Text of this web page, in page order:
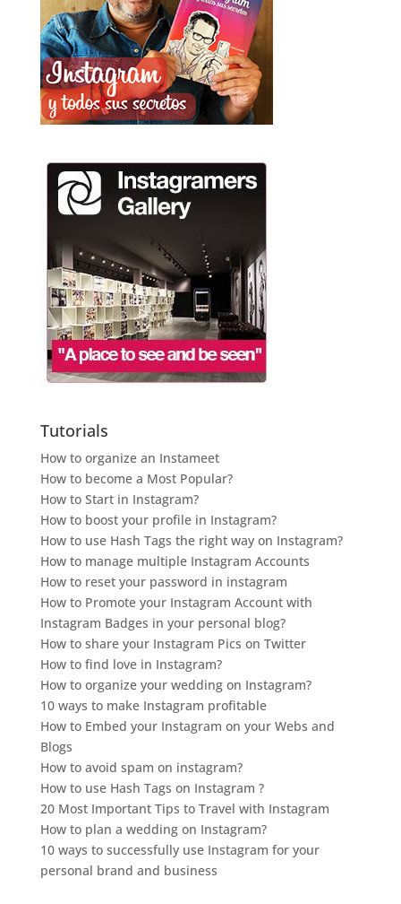
Tutorials
How to organize an Instameet
How to become a Most Popular?
How to Start in Instagram?
How to boost your profile in Instagram?
How to use Hash Tags the right way on Instagram?
How to manage multiple Instagram Accounts
How to reset your password in instagram
How to Promote your Instagram Account with
Instagram Badges in your personal blog?
How to share your Instagram Pics on Twitter
How to find love in Instagram?
How to organize your wedding on Instagram?
10 ways to make Instagram profitable
How to Embed your Instagram on your Webs and
Blogs
How to avoid spam on instagram?
How to use Hash Tags on Instagram ?
20 Most Important Tips to Travel with Instagram
How to plan a wedding on Instagram?
10 ways to successfully use Instagram for your
personal brand and business